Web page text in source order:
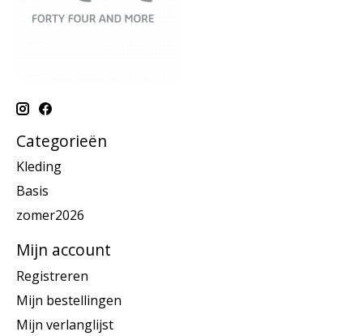
Categorieën
Kleding
Basis
zomer2026
Mijn account
Registreren
Mijn bestellingen
Mijn verlanglijst